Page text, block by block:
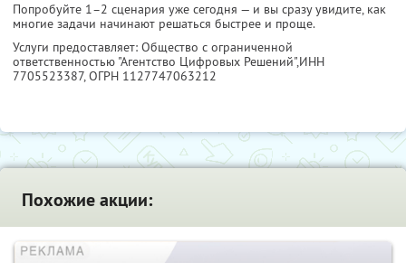
Попробуйте 1–2 сценария уже сегодня — и вы сразу увидите, как
многие задачи начинают решаться быстрее и проще.
Услуги предоставляет: Общество с ограниченной
ответственностью "Агентство Цифровых Решений",ИНН
7705523387, ОГРН 1127747063212
Похожие акции: